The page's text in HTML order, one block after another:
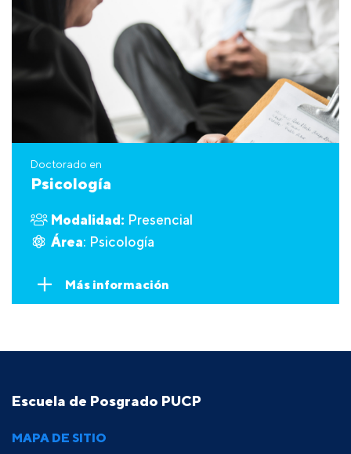
Doctorado en
Psicología
Modalidad: Presencial
Área: Psicología
Más información
Escuela de Posgrado PUCP
MAPA DE SITIO